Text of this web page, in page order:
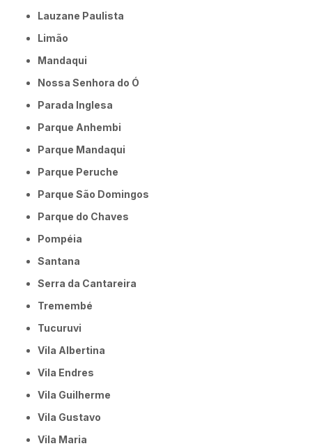
Lauzane Paulista
Limão
Mandaqui
Nossa Senhora do Ó
Parada Inglesa
Parque Anhembi
Parque Mandaqui
Parque Peruche
Parque São Domingos
Parque do Chaves
Pompéia
Santana
Serra da Cantareira
Tremembé
Tucuruvi
Vila Albertina
Vila Endres
Vila Guilherme
Vila Gustavo
Vila Maria